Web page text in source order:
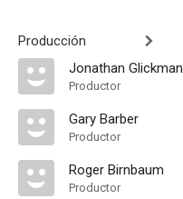
Producción
Jonathan Glickman
Productor
Gary Barber
Productor
Roger Birnbaum
Productor